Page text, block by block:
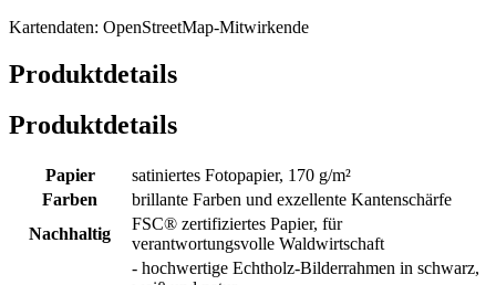
Kartendaten: OpenStreetMap-Mitwirkende
Produktdetails
Produktdetails
Papier
satiniertes Fotopapier, 170 g/m²
Farben
brillante Farben und exzellente Kantenschärfe
Nachhaltig
FSC® zertifiziertes Papier, für
verantwortungsvolle Waldwirtschaft
- hochwertige Echtholz-Bilderrahmen in schwarz,